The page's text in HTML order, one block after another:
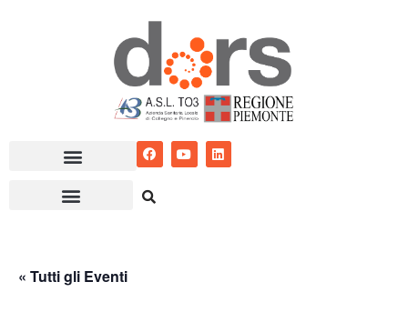
« Tutti gli Eventi